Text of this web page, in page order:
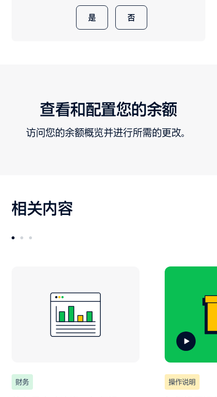
是 否
查看和配置您的余额
访问您的余额概览并进行所需的更改。
相关内容
财务 操作说明